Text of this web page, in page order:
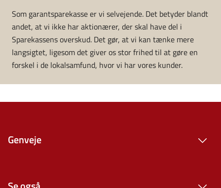
Som garantsparekasse er vi selvejende. Det betyder blandt
andet, at vi ikke har aktionærer, der skal have del i
Sparekassens overskud. Det gør, at vi kan tænke mere
langsigtet, ligesom det giver os stor frihed til at gøre en
forskel i de lokalsamfund, hvor vi har vores kunder.
Genveje